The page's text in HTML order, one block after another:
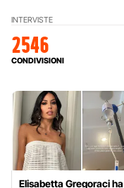
INTERVISTE
2546
CONDIVISIONI
Elisabetta Gregoraci ha